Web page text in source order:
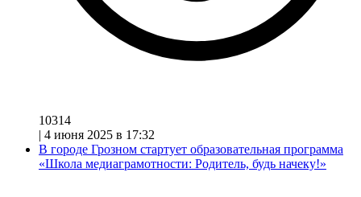
10314
| 4 июня 2025 в 17:32
В городе Грозном стартует образовательная программа
«Школа медиаграмотности: Родитель, будь начеку!»